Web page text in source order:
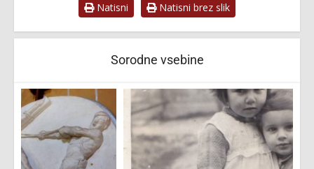
Natisni Natisni brez slik
Sorodne vsebine